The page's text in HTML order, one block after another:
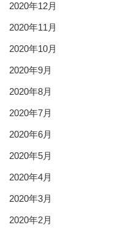
2020年12月
2020年11月
2020年10月
2020年9月
2020年8月
2020年7月
2020年6月
2020年5月
2020年4月
2020年3月
2020年2月